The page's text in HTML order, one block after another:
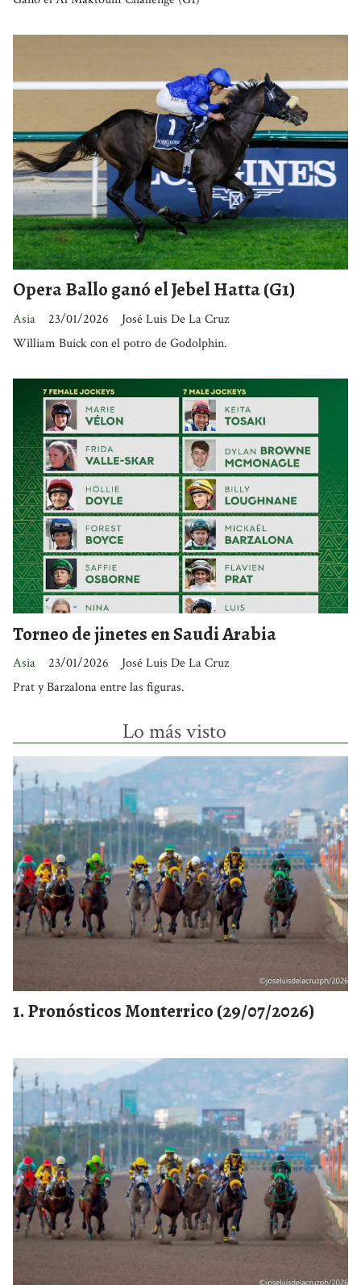
Opera Ballo ganó el Jebel Hatta (G1)
José Luis De La Cruz
Asia
23/01/2026
William Buick con el potro de Godolphin.
Torneo de jinetes en Saudi Arabia
José Luis De La Cruz
Asia
23/01/2026
Prat y Barzalona entre las figuras.
Lo más visto
Pronósticos Monterrico (29/07/2026)